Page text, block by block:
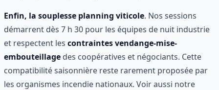
Enfin, la souplesse planning viticole. Nos sessions
démarrent dès 7 h 30 pour les équipes de nuit industrie
et respectent les contraintes vendange-mise-
embouteillage des coopératives et négociants. Cette
compatibilité saisonnière reste rarement proposée par
les organismes incendie nationaux. Voir aussi notre